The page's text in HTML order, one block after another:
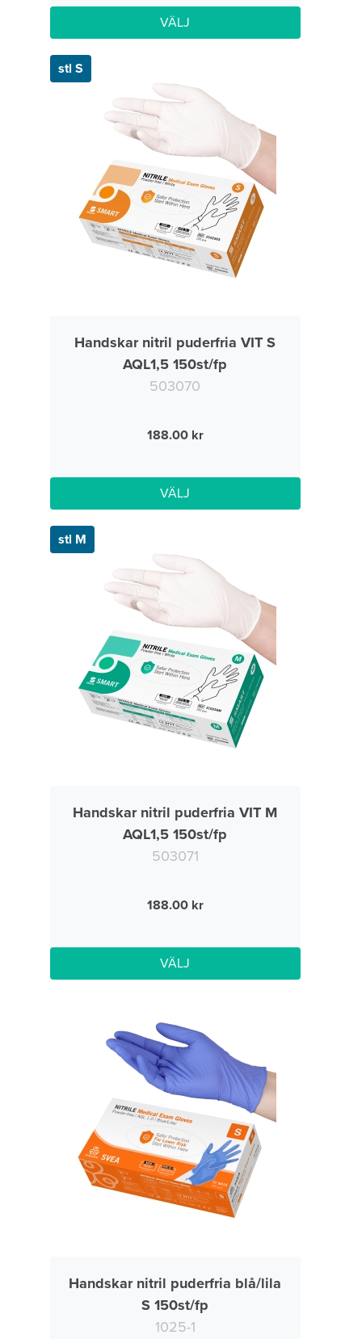
VÄLJ
stl S
Handskar nitril puderfria VIT S
AQL1,5 150st/fp
503070
188.00
VÄLJ
stl M
Handskar nitril puderfria VIT M
AQL1,5 150st/fp
503071
188.00
VÄLJ
Handskar nitril puderfria blå/lila
S 150st/fp
1025-1